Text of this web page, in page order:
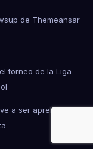
de Themeansar
torneo de la Liga
a ser aprehendido